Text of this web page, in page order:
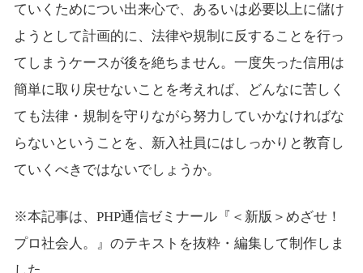
ていくためについ出来心で、あるいは必要以上に儲け
ようとして計画的に、法律や規制に反することを行っ
てしまうケースが後を絶ちません。一度失った信用は
簡単に取り戻せないことを考えれば、どんなに苦しく
ても法律・規制を守りながら努力していかなければな
らないということを、新入社員にはしっかりと教育し
ていくべきではないでしょうか。
※本記事は、PHP通信ゼミナール『＜新版＞めざせ！
プロ社会人。』のテキストを抜粋・編集して制作しま
した。